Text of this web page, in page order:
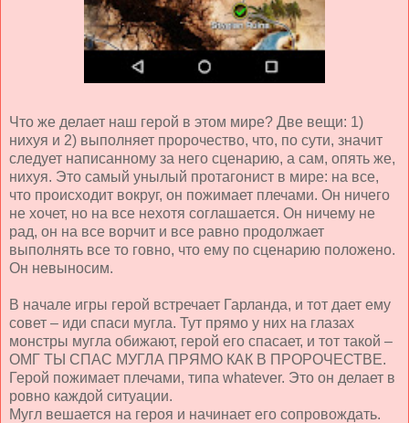
Что же делает наш герой в этом мире? Две вещи: 1)
нихуя и 2) выполняет пророчество, что, по сути, значит
следует написанному за него сценарию, а сам, опять же,
нихуя. Это самый унылый протагонист в мире: на все,
что происходит вокруг, он пожимает плечами. Он ничего
не хочет, но на все нехотя соглашается. Он ничему не
рад, он на все ворчит и все равно продолжает
выполнять все то говно, что ему по сценарию положено.
Он невыносим.
В начале игры герой встречает Гарланда, и тот дает ему
совет – иди спаси мугла. Тут прямо у них на глазах
монстры мугла обижают, герой его спасает, и тот такой –
ОМГ ТЫ СПАС МУГЛА ПРЯМО КАК В ПРОРОЧЕСТВЕ.
Герой пожимает плечами, типа whatever. Это он делает в
ровно каждой ситуации.
Мугл вешается на героя и начинает его сопровождать.